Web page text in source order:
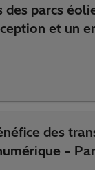
parcs
et un
des
–